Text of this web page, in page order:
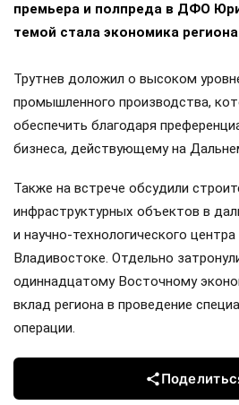
премьера и полпреда в ДФО
темой стала экономика
Трутнев доложил о высоком
промышленного производства,
обеспечить благодаря
бизнеса, действующему на
Также на встрече обсудили
инфраструктурных объектов в
и научно-технологического
Владивостоке. Отдельно
одиннадцатому Восточному
вклад региона в проведение
операции.